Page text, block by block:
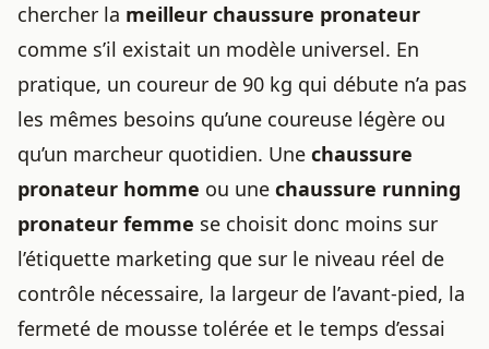
chercher la meilleur chaussure pronateur
comme s’il existait un modèle universel. En
pratique, un coureur de 90 kg qui débute n’a pas
les mêmes besoins qu’une coureuse légère ou
qu’un marcheur quotidien. Une chaussure
pronateur homme ou une chaussure running
pronateur femme se choisit donc moins sur
l’étiquette marketing que sur le niveau réel de
contrôle nécessaire, la largeur de l’avant-pied, la
fermeté de mousse tolérée et le temps d’essai